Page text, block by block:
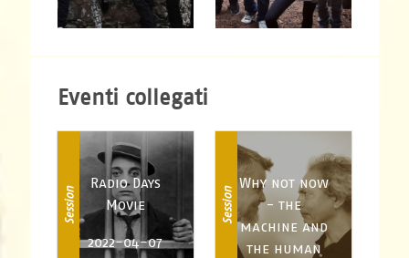
Eventi collegati
Session
Radio Days
Movie
2022-04-07
Session
Why not now
- the
machine and
the human